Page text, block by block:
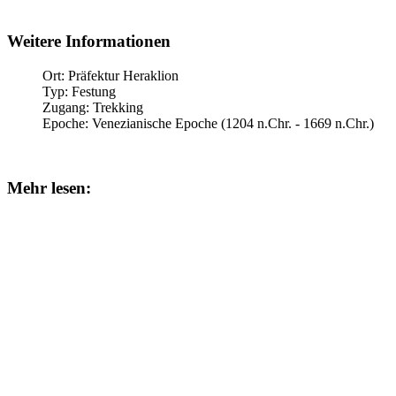
Weitere Informationen
Ort: Präfektur Heraklion
Typ: Festung
Zugang: Trekking
Epoche: Venezianische Epoche (1204 n.Chr. - 1669 n.Chr.)
Mehr lesen: